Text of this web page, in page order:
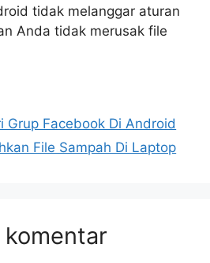
tidak melanggar aturan
Anda tidak merusak file
Grup Facebook Di Android
File Sampah Di Laptop